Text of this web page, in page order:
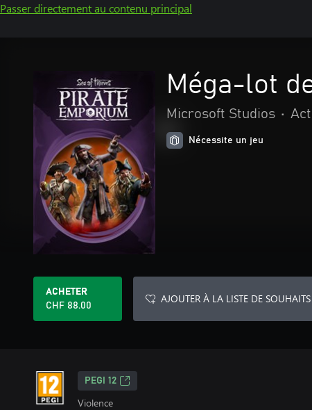
Passer directement au contenu principal
Méga-lot
Microsoft Studios •
Nécessite un jeu
ACHETER
CHF 88.00
AJOUTER À LA LISTE DE SOUHAITS
PEGI 12
Violence